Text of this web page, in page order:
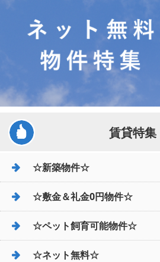
賃貸特集
☆新築物件☆
☆敷金＆礼金0円物件☆
☆ペット飼育可能物件☆
☆ネット無料☆